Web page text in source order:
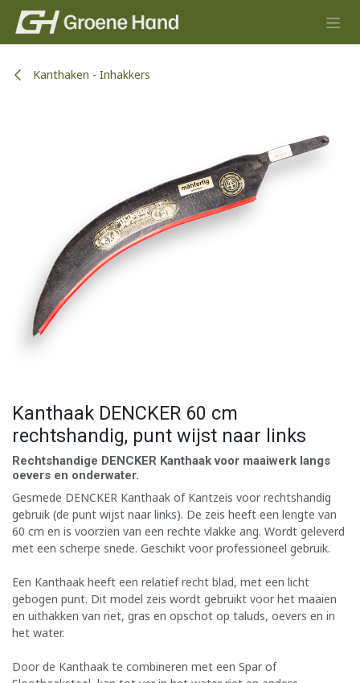
Overslaan naar inhoud
Kanthaken - Inhakkers
Kanthaak DENCKER 60 cm
rechtshandig, punt wijst naar links
Rechtshandige DENCKER Kanthaak voor maaiwerk langs
oevers en onderwater.
Gesmede DENCKER Kanthaak of Kantzeis voor rechtshandig
gebruik (de punt wijst naar links). De zeis heeft een lengte van
60 cm en is voorzien van een rechte vlakke ang. Wordt geleverd
met een scherpe snede. Geschikt voor professioneel gebruik.
Een Kanthaak heeft een relatief recht blad, met een licht
gebogen punt. Dit model zeis wordt gebruikt voor het maaien
en uithakken van riet, gras en opschot op taluds, oevers en in
het water.
Door de Kanthaak te combineren met een Spar of